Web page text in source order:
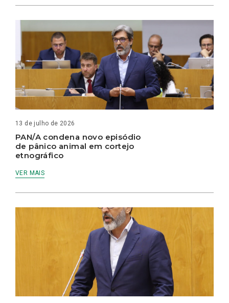
13 de julho de 2026
PAN/A condena novo episódio
de pânico animal em cortejo
etnográfico
VER MAIS